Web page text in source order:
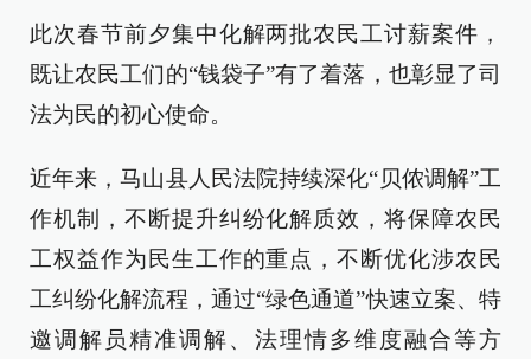
此次春节前夕集中化解两批农民工讨薪案件，
既让农民工们的“钱袋子”有了着落，也彰显了司
法为民的初心使命。
近年来，马山县人民法院持续深化“贝侬调解”工
作机制，不断提升纠纷化解质效，将保障农民
工权益作为民生工作的重点，不断优化涉农民
工纠纷化解流程，通过“绿色通道”快速立案、特
邀调解员精准调解、法理情多维度融合等方